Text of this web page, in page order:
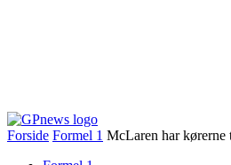
Forside Formel 1 McLaren har kørerne